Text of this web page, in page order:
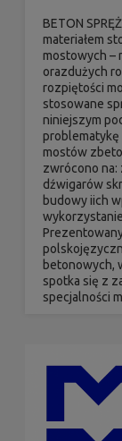
BETON
materiałem
mostowych –
orazdużych
rozpiętości
stosowane
niniejszym
mostów
zwrócono na:
dźwigarów
budowy iich
betonowych,
spotka się z
specjalności